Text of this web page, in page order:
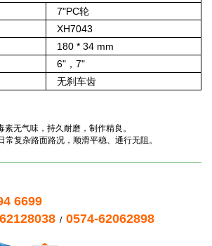
7"PC轮
XH7043
180 * 34 mm
6"，7"
无刹车齿
无气味，持久耐磨，制作精良。
复杂路面路况，顺滑平稳、通行无阻。
6699
/ 0574-62062898